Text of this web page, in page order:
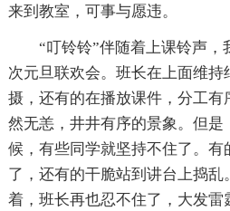
来到教室，可事与愿违。
“叮铃铃”伴随着上课铃声
次元旦联欢会。班长在上面维持
摄，还有的在播放课件，分工有
然无恙，井井有序的景象。但
候，有些同学就坚持不住了。
了，还有的干脆站到讲台上捣
着，班长再也忍不住了，大发雷